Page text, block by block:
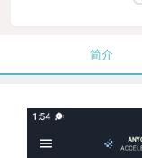
简介